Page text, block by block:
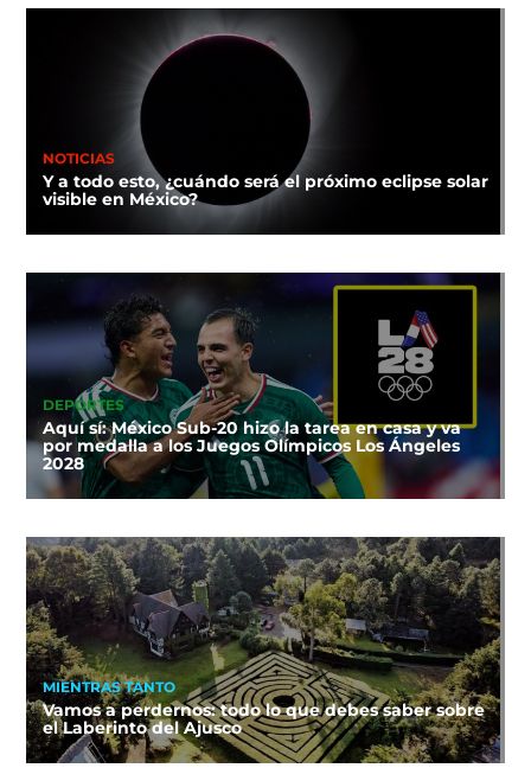
NOTICIAS
Y a todo esto, ¿cuándo será el próximo eclipse solar
visible en México?
DEPORTES
Aquí sí: México Sub-20 hizo la tarea en casa y va
por medalla a los Juegos Olímpicos Los Ángeles
2028
MIENTRAS TANTO
Vamos a perdernos: todo lo que debes saber sobre
el Laberinto del Ajusco